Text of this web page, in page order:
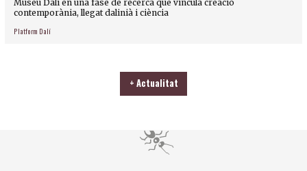
Museu Dalí en una fase de recerca que vincula creació
contemporània, llegat dalinià i ciència
Platform Dalí
+ Actualitat